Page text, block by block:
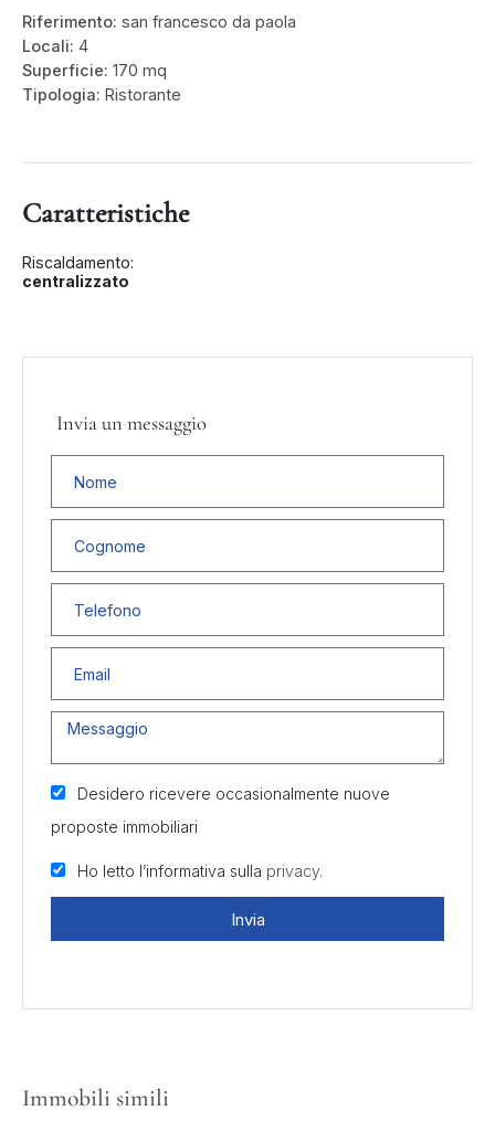
Riferimento: san francesco da paola
Locali: 4
Superficie: 170 mq
Tipologia: Ristorante
Caratteristiche
Riscaldamento:
centralizzato
Invia un messaggio
Desidero ricevere occasionalmente nuove
proposte immobiliari
Ho letto l’informativa sulla privacy.
Invia
Immobili simili